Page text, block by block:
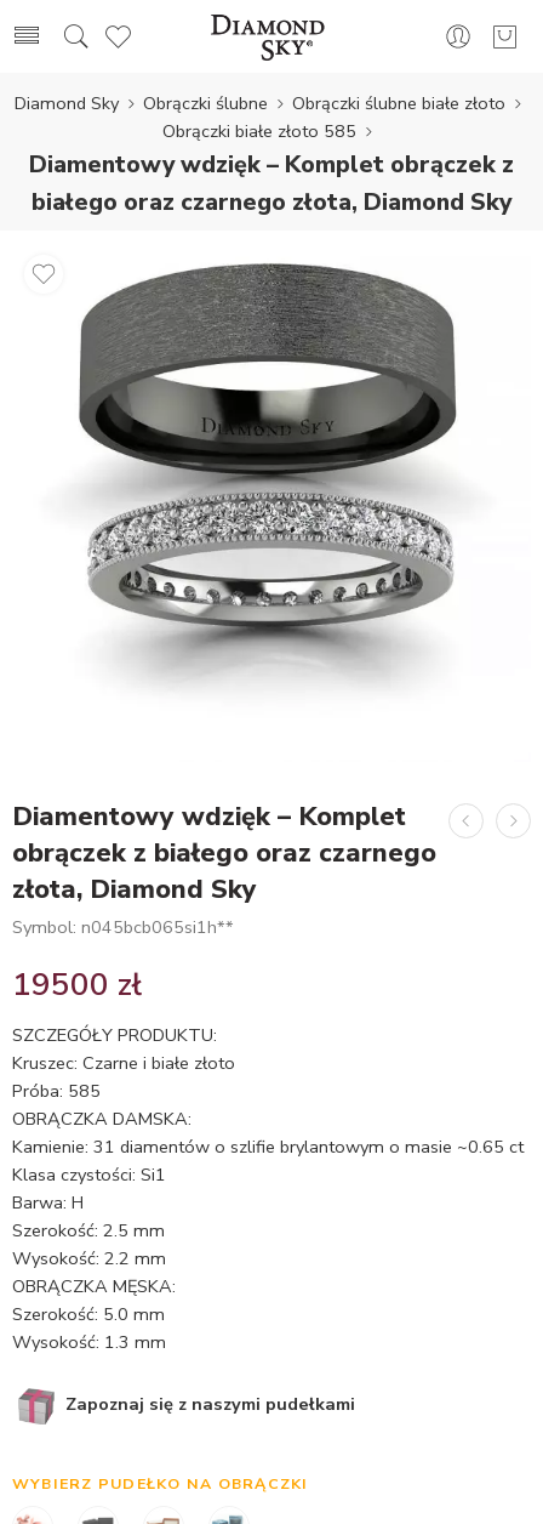
Diamond Sky Obrączki ślubne
Obrączki ślubne białe złoto
Obrączki białe złoto 585
Diamentowy wdzięk – Komplet obrączek z
białego oraz czarnego złota, Diamond Sky
Diamentowy wdzięk – Komplet
obrączek z białego oraz czarnego
złota, Diamond Sky
Symbol: n045bcb065si1h**
19500 zł
SZCZEGÓŁY PRODUKTU:
Kruszec: Czarne i białe złoto
Próba: 585
OBRĄCZKA DAMSKA:
Kamienie: 31 diamentów o szlifie brylantowym o masie ~0.65 ct
Klasa czystości: Si1
Barwa: H
Szerokość: 2.5 mm
Wysokość: 2.2 mm
OBRĄCZKA MĘSKA:
Szerokość: 5.0 mm
Wysokość: 1.3 mm
Zapoznaj się z naszymi pudełkami
WYBIERZ PUDEŁKO NA OBRĄCZKI